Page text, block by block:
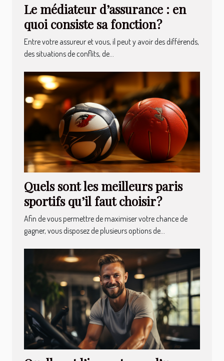
Le médiateur d’assurance : en
quoi consiste sa fonction ?
Entre votre assureur et vous, il peut y avoir des différends,
des situations de conflits, de...
Quels sont les meilleurs paris
sportifs qu’il faut choisir ?
Afin de vous permettre de maximiser votre chance de
gagner, vous disposez de plusieurs options de...